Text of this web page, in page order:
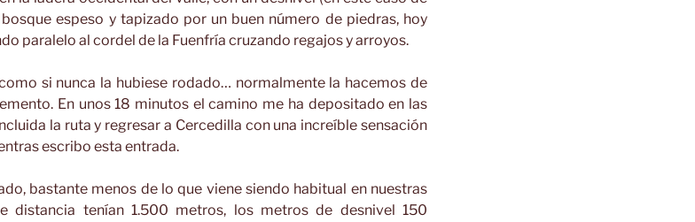
espeso y tapizado por un buen número de piedras, hoy
paralelo al cordel de la Fuenfría cruzando regajos y arroyos.
si nunca la hubiese rodado… normalmente la hacemos de
En unos 18 minutos el camino me ha depositado en las
la ruta y regresar a Cercedilla con una increíble sensación
escribo esta entrada.
bastante menos de lo que viene siendo habitual en nuestras
distancia tenían 1.500 metros, los metros de desnivel 150